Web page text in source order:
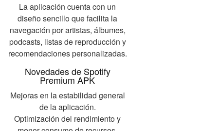
La aplicación cuenta con un
diseño sencillo que facilita la
navegación por artistas, álbumes,
podcasts, listas de reproducción y
recomendaciones personalizadas.
Novedades de Spotify
Premium APK
Mejoras en la estabilidad general
de la aplicación.
Optimización del rendimiento y